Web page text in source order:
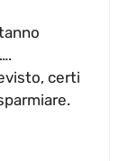
certi